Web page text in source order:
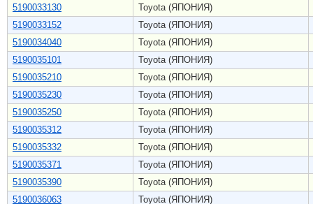
5190033130
Toyota (ЯПОНИЯ)
5190033152
Toyota (ЯПОНИЯ)
5190034040
Toyota (ЯПОНИЯ)
5190035101
Toyota (ЯПОНИЯ)
5190035210
Toyota (ЯПОНИЯ)
5190035230
Toyota (ЯПОНИЯ)
5190035250
Toyota (ЯПОНИЯ)
5190035312
Toyota (ЯПОНИЯ)
5190035332
Toyota (ЯПОНИЯ)
5190035371
Toyota (ЯПОНИЯ)
5190035390
Toyota (ЯПОНИЯ)
5190036063
Toyota (ЯПОНИЯ)